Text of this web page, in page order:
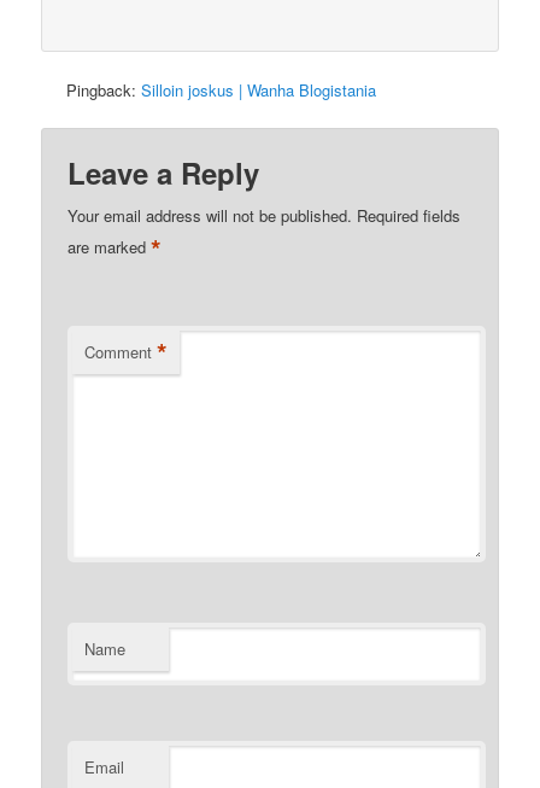
Pingback:Silloin joskus | Wanha Blogistania
Leave a Reply
Your email address will not be published. Required fields
are marked*
Comment *
Name
Email